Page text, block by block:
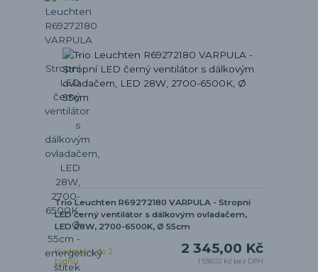
Trio Leuchten R69272180 VARPULA - Stropní
LED černý ventilátor s dálkovým ovladačem,
LED 28W, 2700-6500K, Ø 55cm
2 345,00 Kč
1 938,02 Kč bez DPH
K odeslání do 2
týdnů